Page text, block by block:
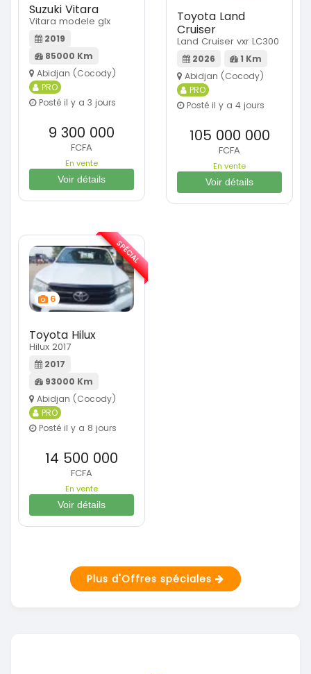
Suzuki Vitara
Vitara modele glx
2019
85000 Km
Abidjan (Cocody)
PRO
Posté il y a 3 jours
9 300 000
FCFA
En vente
Voir détails
Toyota Land
Cruiser
Land Cruiser vxr LC300
2026
1 Km
Abidjan (Cocody)
PRO
Posté il y a 4 jours
105 000 000
FCFA
En vente
Voir détails
6
Toyota Hilux
Hilux 2017
2017
93000 Km
Abidjan (Cocody)
PRO
Posté il y a 8 jours
14 500 000
FCFA
En vente
Voir détails
SPÉCIAL
Plus d'Offres spéciales